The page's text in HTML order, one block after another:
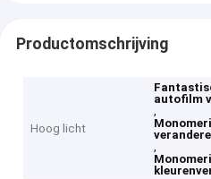
Productomschrijving
Hoog licht
autofilm
,
,